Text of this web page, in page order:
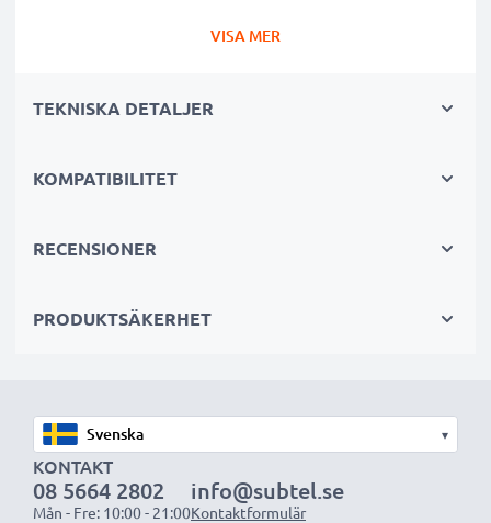
och hållet uppfylla de högsta EU- standarderna och
garanti.
sekundär-, backup-, reserv- eller extrabatterier för
Välj CELLONIC och kompromissa aldrig med
kvaliteten. Beställ nu!
VISA MER
TEKNISKA DETALJER
KOMPATIBILITET
RECENSIONER
PRODUKTSÄKERHET
▾
KONTAKT
08 5664 2802
Mån - Fre: 10:00 - 21:00
info@subtel.se
Kontaktformulär